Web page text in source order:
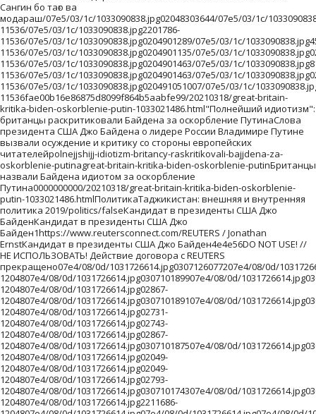
0d/1031726614.jpg030710189107e4/08/0d/1031726614.jpg030710163507e4/08/0d/1031726614.jpg02457-1204807e4/08/0d/1031726614.jpg02731-1204807e4/08/0d/1031726614.jpg02743-1204807e4/08/0d/1031726614.jpg02867-1204807e4/08/0d/1031726614.jpg030710187507e4/08/0d/1031726614.jpg030710170107e4/08/0d/1031726614.jpg030710157507e4/08/0d/1031726614.jpg0307187143907e4/08/0d/1031726614.jpg231884-1204807e4/08/0d/1031726614.jpg02049-1204807e4/08/0d/1031726614.jpg02049-1204807e4/08/0d/1031726614.jpg02793-1204807e4/08/0d/1031726614.jpg030710174307e4/08/0d/1031726614.jpg03071-1204807e4/08/0d/1031726614.jpg2211686-1204807e4/08/0d/1031726614.jpg07e4/08/0d/1031726614.jpg07e4/08/0d/1031726614.jpg220eb70855249fb8a69d73a216058ba5/20210401/dollar-prognoz-rubl-aprel-2021-1033113604.htmlНаступить на доллар: экономисты дали прогноз по курсу рубля в апрелеЭкономист Александр Купцикевич рассказал, что будет с курсом рубля и доллара в ближайшее время nastupit-na-dollar-ehkonomisty-dali-prognoz-po-kursu-rublja-v-apreledollar-prognoz-rubl-aprel-20210/20210401/dollar-prognoz-rubl-aprel-2021-1033113604.htmlЭкономикаЭкономика Таджикистана 2019: новости сегодня/economy/<p>Экономика</p>Курс валютДенежные купюры.пять тысяча рубль евро оплата купюра валюта предметная переводы виза монеты деньги финансы экономика курс торги биржа пластиковая карта кредитка платежная американский доллар горизонталь1http://www.rian.ru/docs/about/copyright.htmlrian_photoSputnik /1Владимир ТрефиловДенежные купюры.http://visualrian.ru/images/item/6244345/07e4/09/09/1031868572.jpg0307210271539/07e4/09/09/1031868572.jpg030728561880/07e4/09/09/1031868572.jpg030723871923/07e4/09/09/1031868572.jpg45427674491991/07e4/09/09/1031868572.jpg030726541884/07e4/09/09/1031868572.jpg030721931921/07e4/09/09/1031868572.jpg74280502048/07e4/09/09/1031868572.jpg582263002048/07e4/09/09/1031868572.jpg1156252102048/07e4/09/09/1031868572.jpg0307202048/07e4/09/09/1031868572.jpg/07e4/09/09/1031868572.jpg/07e4/09/09/1031868572.jpg/07e4/09/09/1031868572.jpg1356282202048/07e4/09/09/1031868572.jpg328307202048/07e4/09/09/1031868572.jpg1158302002048/07e4/09/09/1031868572.jpg0307201930/07e4/09/09/1031868572.jpg984307202048/07e4/09/09/1031868572.jpg0307201890/07e4/09/09/1031868572.jpg0307201898/07e4/09/09/1031868572.jpg280307202048/07e4/09/09/1031868572.jpg0307202048/07e4/09/09/1031868572.jpg03072411741/07e4/09/09/1031868572.jpg1024307202048/07e4/09/09/1031868572.jpg0307201874/07e4/09/09/1031868572.jpg03072271755/07e4/09/09/1031868572.jpg030721031679/07e4/09/09/1031868572.jpg614307202048/07e4/09/09/1031868572.jpg0307201988/07e4/09/09/1031868572.jpg03072221760/07e4/09/09/1031868572.jpg03072741708/07e4/09/09/1031868572.jpg1024307202048/07e4/09/09/1031868572.jpg204307202048/07e4/09/09/1031868572.jpg03072271755/07e4/09/09/1031868572.jpg342307202048/07e4/09/09/1031868572.jpg030722151567/07e4/09/09/1031868572.jpg204307202048/07e4/09/09/1031868572.jpg168307202048/07e4/09/09/1031868572.jpg03072191763/07e4/09/09/1031868572.jpg0307225119135cd6af02856c56d1894eeffbcded65d4/20210309/velikiy-post-2021-kalendar-pitaniya-menyu-recepty-1032927846.htmlВеликий пост - 2023: календарь питания, меню и рецепты на каждый деньВеликий пост - самый главный и самый строгий пост в году. Sputnik Таджикистан сделал подборку постного меню и вкусных рецептов на каждый деньvelikijj-post--2023-kalendar-pitanija-menju-i-recepty-na-kazhdyjj-denvelikiy-post-2021-kalendar-pitaniya-menyu-recepty0000Великий пост 2023: календарь питания, меню и рецепты на каждый деньВеликий пост календарь питания рецептыВеликий пост - самый главный и самый строгий пост в году. Sputnik сделал подборку постного меню и вкусных рецептов на каждый день/20210309/velikiy-post-2021-kalendar-pitaniya-menyu-recepty-1032927846.htmlЯгодный десертЯгодный десерт, архивное фоточерника клубника сливки еда ягода сладость десерт мюсли овсяная каша овсянка зож питание здоровое витамины фруктовый салатPixabay / НЕ ИСПОЛЬЗОВАТЬ! Действие договора с Pixabay прекращено/07e5/03/02/1032927746.jpg01921463783/07e5/03/02/1032927746.jpg381123201276/07e5/03/02/1032927746.jpg01921303943/07e5/03/02/1032927746.jpg019211431103/07e5/03/02/1032927746.jpg0191501276/07e5/03/02/1032927746.jpg019212391007/07e5/03/02/1032927746.jpg01921831163/07e5/03/02/1032927746.jpg0170101276/07e5/03/02/1032927746.jpg169144501276/07e5/03/02/1032927746.jpg0192001276/07e5/03/02/1032927746.jpg/07e5/03/02/1032927746.jpg/07e5/03/02/1032927746.jpg/07e5/03/02/1032927746.jpg141144301276/07e5/03/02/1032927746.jpg0171001276/07e5/03/02/1032927746.jpg019202721116/07e5/03/02/1032927746.jpg019202021186/07e5/03/02/1032927746.jpg154143001276/07e5/03/02/1032927746.jpg154143001276/07e5/03/02/1032927746.jpg019201631225/07e5/03/02/1032927746.jpg019201041276/07e5/03/02/1032927746.jpg0174001276/07e5/03/02/1032927746.jpg01920901276/07e5/03/02/1032927746.jpg019201511237/07e5/03/02/1032927746.jpg01920941276/07e5/03/02/1032927746.jpg212137201276/07e5/03/02/1032927746.jpg0178601276/07e5/03/02/1032927746.jpg01920341276/07e5/03/02/1032927746.jpg019201541234/07e5/03/02/1032927746.jpg335124901276/07e5/03/02/1032927746.jpg0178601276/07e5/03/02/1032927746.jpg0170201276/07e5/03/02/1032927746.jpg0181001276/07e5/03/